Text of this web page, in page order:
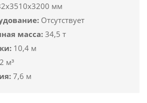
мм
Отсутствует
масса:34,5 т
10,4 м
2 м³
7,6 м